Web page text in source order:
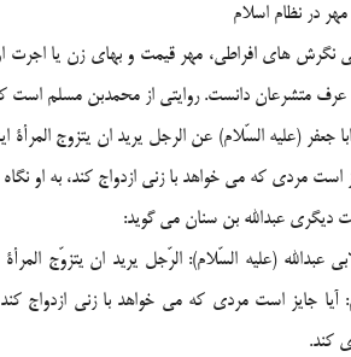
در نظام اسلام
نگرش هاي افراطي، مهر قيمت و بهاي زن يا اجرت
عرف متشرعان دانست. روايتي از محمدبن مسلم است
است مردي که مي خواهد با زني ازدواج کند، به او
ديگري عبدالله بن سنان مي گويد:
آيا جايز است مردي که مي خواهد با زني ازدواج
کند.